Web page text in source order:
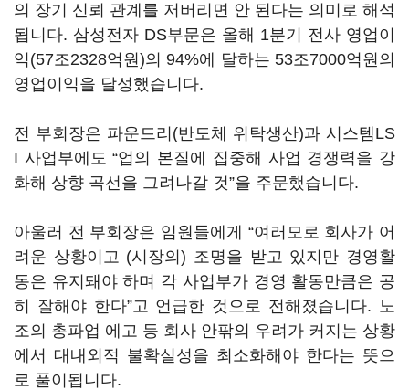
의 장기 신뢰 관계를 저버리면 안 된다는 의미로 해석
됩니다. 삼성전자 DS부문은 올해 1분기 전사 영업이
익(57조2328억원)의 94%에 달하는 53조7000억원의
영업이익을 달성했습니다.
전 부회장은 파운드리(반도체 위탁생산)과 시스템LS
I 사업부에도 “업의 본질에 집중해 사업 경쟁력을 강
화해 상향 곡선을 그려나갈 것”을 주문했습니다.
아울러 전 부회장은 임원들에게 “여러모로 회사가 어
려운 상황이고 (시장의) 조명을 받고 있지만 경영활
동은 유지돼야 하며 각 사업부가 경영 활동만큼은 공
히 잘해야 한다”고 언급한 것으로 전해졌습니다. 노
조의 총파업 에고 등 회사 안팎의 우려가 커지는 상황
에서 대내외적 불확실성을 최소화해야 한다는 뜻으
로 풀이됩니다.